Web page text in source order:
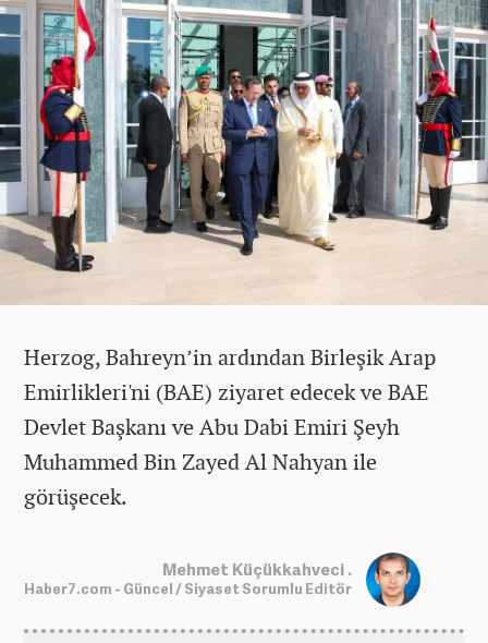
Herzog, Bahreyn’in ardından Birleşik Arap
Emirlikleri'ni (BAE) ziyaret edecek ve BAE
Devlet Başkanı ve Abu Dabi Emiri Şeyh
Muhammed Bin Zayed Al Nahyan ile
görüşecek.
Mehmet Küçükkahveci .
Haber7.com - Güncel / Siyaset Sorumlu Editör